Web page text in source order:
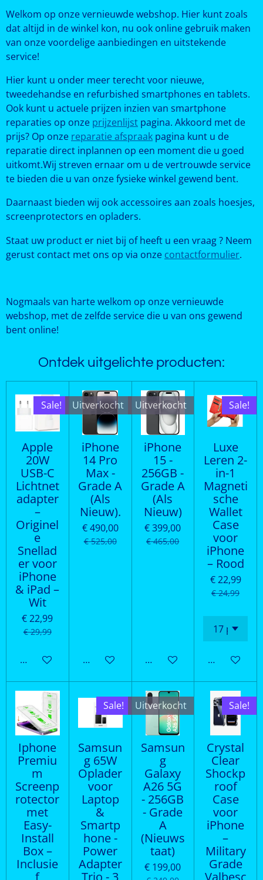
Welkom op onze vernieuwde webshop. Hier kunt zoals
dat altijd in de winkel kon, nu ook online gebruik maken
van onze voordelige aanbiedingen en uitstekende
service!
Hier kunt u onder meer terecht voor nieuwe,
tweedehandse en refurbished smartphones en tablets.
Ook kunt u actuele prijzen inzien van smartphone
reparaties op onze prijzenlijst pagina. Akkoord met de
prijs? Op onze reparatie afspraak pagina kunt u de
reparatie direct inplannen op een moment die u goed
uitkomt.Wij streven ernaar om u de vertrouwde service
te bieden die u van onze fysieke winkel gewend bent.
Daarnaast bieden wij ook accessoires aan zoals hoesjes,
screenprotectors en opladers.
Staat uw product er niet bij of heeft u een vraag ? Neem
gerust contact met ons op via onze contactformulier.
Nogmaals van harte welkom op onze vernieuwde
webshop, met de zelfde service die u van ons gewend
bent online!
Ontdek uitgelichte producten:
Sale!
Apple
20W
USB-C
Lichtnet
adapter
–
Originel
e
Snellad
er voor
iPhone
& iPad –
Wit
€ 22,99
€ 29,99
In winkelwagen
Uitverkocht
iPhone
14 Pro
Max -
Grade A
(Als
Nieuw).
€ 490,00
€ 525,00
Houd mij op de hoogte
Uitverkocht
iPhone
15 -
256GB -
Grade A
(Als
Nieuw)
€ 399,00
€ 465,00
Houd mij op de hoogte
Sale!
Luxe
Leren 2-
in-1
Magneti
sche
Wallet
Case
voor
iPhone
– Rood
€ 22,99
€ 24,99
In
Iphone
Premiu
m
Screenp
rotector
met
Easy-
Install
Box –
Inclusie
f
Sale!
Samsun
g 65W
Oplader
voor
Laptop
&
Smartp
hone -
Power
Adapter
Trio - 3
Uitverkocht
Samsun
g
Galaxy
A26 5G
- 256GB
- Grade
A
(Nieuws
taat)
€ 199,00
Sale!
Crystal
Clear
Shockp
roof
Case
voor
iPhone
–
Military
Grade
Valbesc